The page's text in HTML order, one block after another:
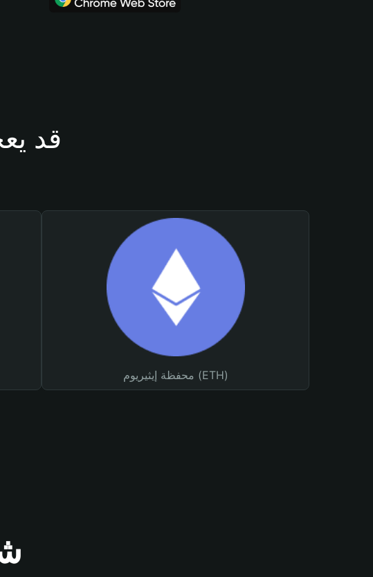
قد
محفظة إيثيريوم (ETH)